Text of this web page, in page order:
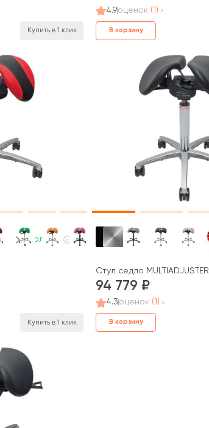
Купить в 1 клик
4.9оценок (1)
В корзину
В наличии
Купить в 1 клик
Стул седло MULTIADJUSTER
94 779
4.3 оценок (1)
В корзину